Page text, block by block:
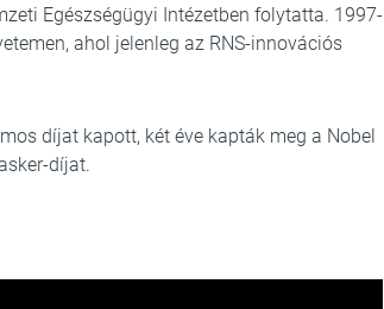
Egészségügyi Intézetben folytatta. 1997-
ahol jelenleg az RNS-innovációs
díjat kapott, két éve kapták meg a Nobel
díjat.